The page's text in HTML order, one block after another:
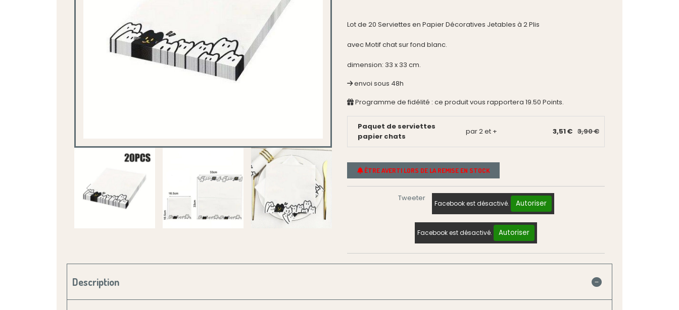
Lot de 20 Serviettes en Papier Décoratives Jetables à 2 Plis
avec Motif chat sur fond blanc.
dimension: 33 x 33 cm.
envoi sous 48h
Programme de fidélité : ce produit vous rapportera 19.50 Points.
Paquet de serviettes
papier chats
par 2 et + 3,51 € 3,90 €
ÊTRE AVERTI LORS DE LA REMISE EN STOCK
Tweeter
Facebook est désactivé. Autoriser
Facebook est désactivé. Autoriser
Description